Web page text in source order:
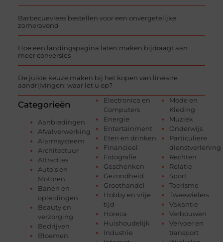
Barbecuevlees bestellen voor een onvergetelijke
zomeravond
Hoe een landingspagina laten maken bijdraagt aan
meer conversies
De juiste keuze maken bij het kopen van lineaire
aandrijvingen: waar let u op?
Categorieën
Aanbiedingen
Afvalverwerking
Alarmsysteem
Architectuur
Attracties
Auto’s en
Motoren
Banen en
opleidingen
Beauty en
verzorging
Bedrijven
Bloemen
Electronica en
Computers
Energie
Entertainment
Eten en drinken
Financieel
Fotografie
Geschenken
Gezondheid
Groothandel
Hobby en vrije
tijd
Horeca
Huishoudelijk
Industrie
Mode en
Kleding
Muziek
Onderwijs
Particuliere
dienstverlening
Rechten
Relatie
Sport
Toerisme
Tweewielers
Vakantie
Verbouwen
Vervoer en
transport